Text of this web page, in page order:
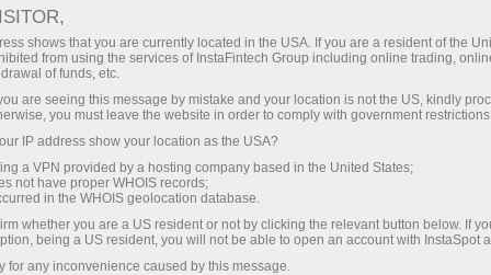
авг
06
чт
авг
07
пт
авг
08
сб
авг
09
вс
авг
10
пн
11
вт
shows that you are currently located in the USA. If you are a resident of the
from using the services of InstaFintech Group including online trading,
of funds, etc.
are seeing this message by mistake and your location is not the US, kindly
you must leave the website in order to comply with government
IP address show your location as the USA?
a VPN provided by a hosting company based in the United States;
not have proper WHOIS records;
in the WHOIS geolocation database.
whether you are a US resident or not by clicking the relevant button below. If
being a US resident, you will not be able to open an account with InstaSpot
for any inconvenience caused by this message.